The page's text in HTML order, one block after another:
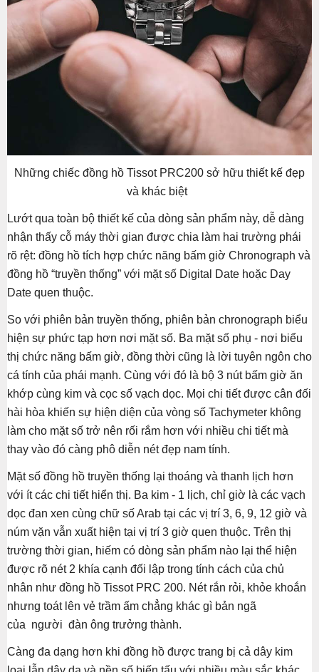
Những chiếc đồng hồ Tissot PRC200 sở hữu thiết kế đẹp
và khác biệt
Lướt qua toàn bộ thiết kế của dòng sản phẩm này, dễ dàng
nhận thấy cỗ máy thời gian được chia làm hai trường phái
rõ rệt: đồng hồ tích hợp chức năng bấm giờ Chronograph và
đồng hồ “truyền thống” với mặt số Digital Date hoặc Day
Date quen thuộc.
So với phiên bản truyền thống, phiên bản chronograph biểu
hiện sự phức tạp hơn nơi mặt số. Ba mặt số phụ - nơi biểu
thị chức năng bấm giờ, đồng thời cũng là lời tuyên ngôn cho
cá tính của phái mạnh. Cùng với đó là bộ 3 nút bấm giờ ăn
khớp cùng kim và cọc số vạch dọc. Mọi chi tiết được cân đối
hài hòa khiến sự hiện diện của vòng số Tachymeter không
làm cho mặt số trở nên rối rắm hơn với nhiều chi tiết mà
thay vào đó càng phô diễn nét đẹp nam tính.
Mặt số đồng hồ truyền thống lại thoáng và thanh lịch hơn
với ít các chi tiết hiển thị. Ba kim - 1 lịch, chỉ giờ là các vạch
dọc đan xen cùng chữ số Arab tại các vị trí 3, 6, 9, 12 giờ và
núm vặn vẫn xuất hiện tại vị trí 3 giờ quen thuộc. Trên thị
trường thời gian, hiếm có dòng sản phẩm nào lại thể hiện
được rõ nét 2 khía cạnh đối lập trong tính cách của chủ
nhân như đồng hồ Tissot PRC 200. Nét rắn rỏi, khỏe khoắn
nhưng toát lên vẻ trầm ấm chẳng khác gì bản ngã
của người đàn ông trưởng thành.
Càng đa dạng hơn khi đồng hồ được trang bị cả dây kim